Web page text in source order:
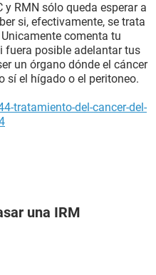
RMN sólo queda esperar a
si, efectivamente, se trata
comenta tu
fuera posible adelantar tus
un órgano dónde el cáncer
sí el hígado o el peritoneo.
tratamiento-del-cancer-del-
una IRM